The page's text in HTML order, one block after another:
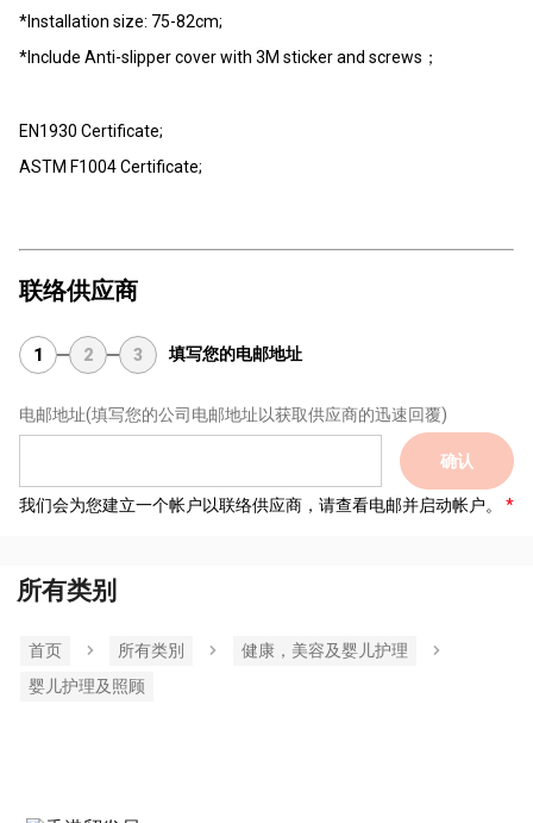
*Installation size: 75-82cm;
*Include Anti-slipper cover with 3M sticker and screws；
EN1930 Certificate;
ASTM F1004 Certificate;
联络供应商
1 2 3 填写您的电邮地址
电邮地址(填写您的公司电邮地址以获取供应商的迅速回覆)
确认
我们会为您建立一个帐户以联络供应商，请查看电邮并启动帐户。
所有类别
首页 所有类別
健康，美容及婴儿护理
婴儿护理及照顾